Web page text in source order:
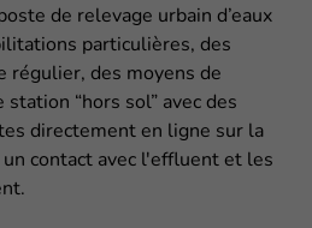
de relevage urbain d’eaux
particulières, des
régulier, des moyens de
“hors sol” avec des
directement en ligne sur la
contact avec l'effluent et les